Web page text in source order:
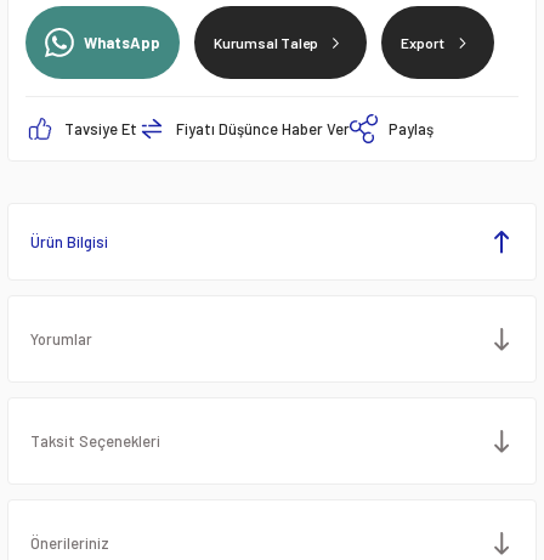
WhatsApp Kurumsal Talep Export
Tavsiye Et Fiyatı Düşünce Haber Ver Paylaş
Ürün Bilgisi
Yorumlar
Taksit Seçenekleri
Önerileriniz